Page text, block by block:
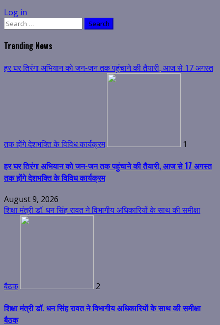
Log in
Search
Trending News
हर घर तिरंगा अभियान को जन-जन तक पहुंचाने की तैयारी, आज से 17 अगस्त
तक होंगे देशभक्ति के विविध कार्यक्रम 1
हर घर तिरंगा अभियान को जन-जन तक पहुंचाने की तैयारी, आज से 17 अगस्त
तक होंगे देशभक्ति के विविध कार्यक्रम
August 9, 2026
शिक्षा मंत्री डॉ. धन सिंह रावत ने विभागीय अधिकारियों के साथ की समीक्षा
बैठक 2
शिक्षा मंत्री डॉ. धन सिंह रावत ने विभागीय अधिकारियों के साथ की समीक्षा
बैठक